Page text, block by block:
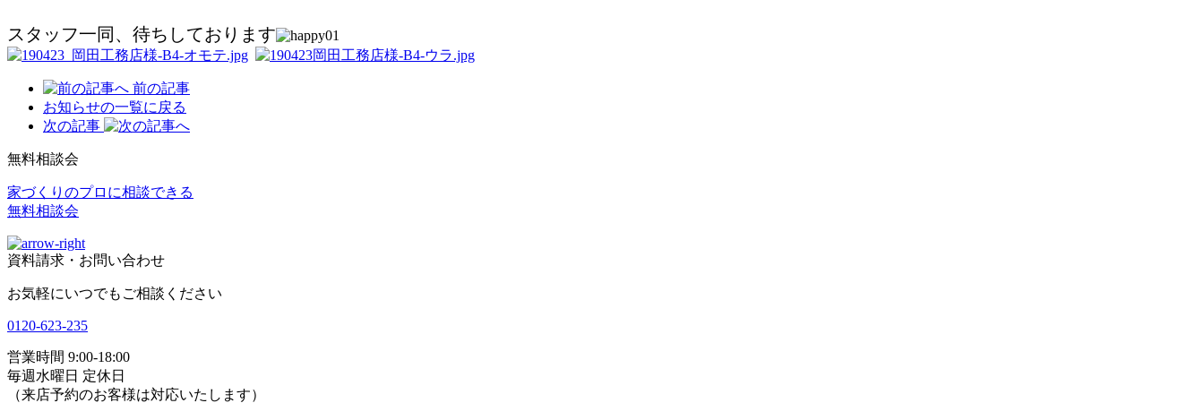
スタッフ一同、待ちしております
前の記事
お知らせの一覧に戻る
次の記事
無料相談会
家づくりのプロに相談できる
無料相談会
資料請求・お問い合わせ
お気軽にいつでもご相談ください
0120-623-235
営業時間 9:00-18:00
毎週水曜日 定休日
（来店予約のお客様は対応いたします）